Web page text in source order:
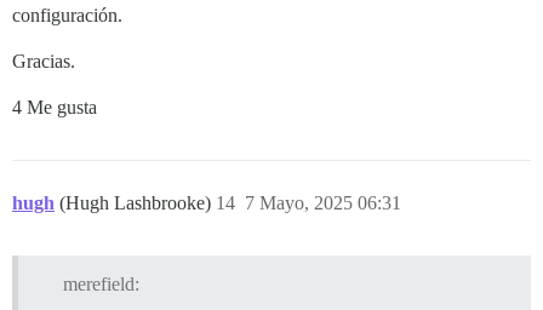
configuración.
Gracias.
4 Me gusta
hugh (Hugh Lashbrooke) 7 Mayo, 2025 06:31
14
merefield: